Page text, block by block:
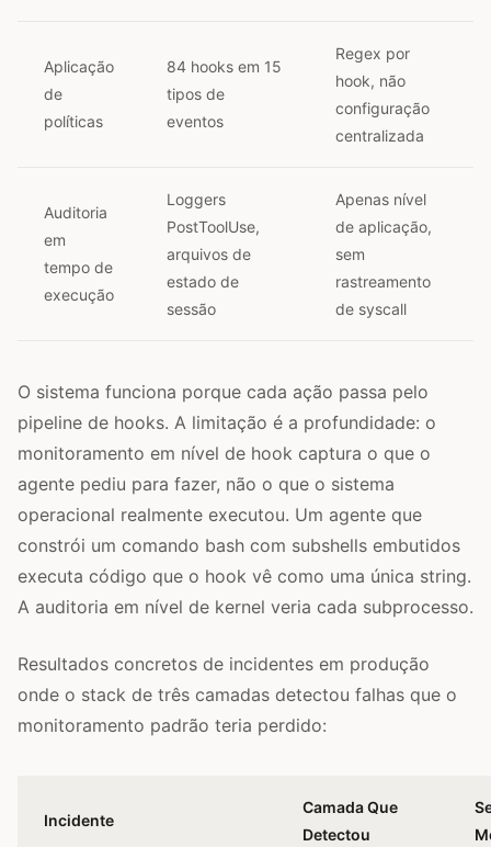
Aplicação
de
políticas
84 hooks em 15
tipos de
eventos
Regex por
hook, não
configuração
centralizada
Auditoria
em
tempo de
execução
Loggers
PostToolUse,
arquivos de
estado de
sessão
Apenas nível
de aplicação,
sem
rastreamento
de syscall
O sistema funciona porque cada ação passa pelo
pipeline de hooks. A limitação é a profundidade: o
monitoramento em nível de hook captura o que o
agente pediu para fazer, não o que o sistema
operacional realmente executou. Um agente que
constrói um comando bash com subshells embutidos
executa código que o hook vê como uma única string.
A auditoria em nível de kernel veria cada subprocesso.
Resultados concretos de incidentes em produção
onde o stack de três camadas detectou falhas que o
monitoramento padrão teria perdido:
Incidente
Camada Que
Detectou